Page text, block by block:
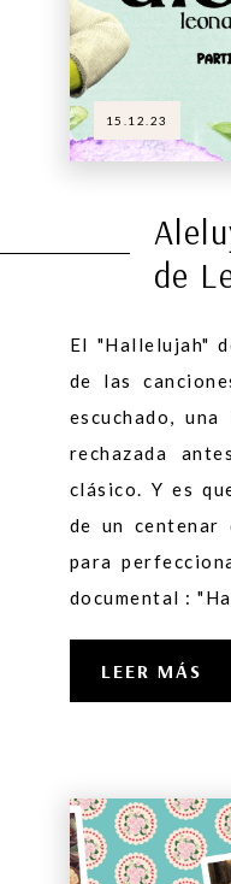
15.12.23
de
El "Hallelujah"
de las
escuchado,
rechazada
clásico. Y es
de un centenar
para
documental :
LEER MÁS